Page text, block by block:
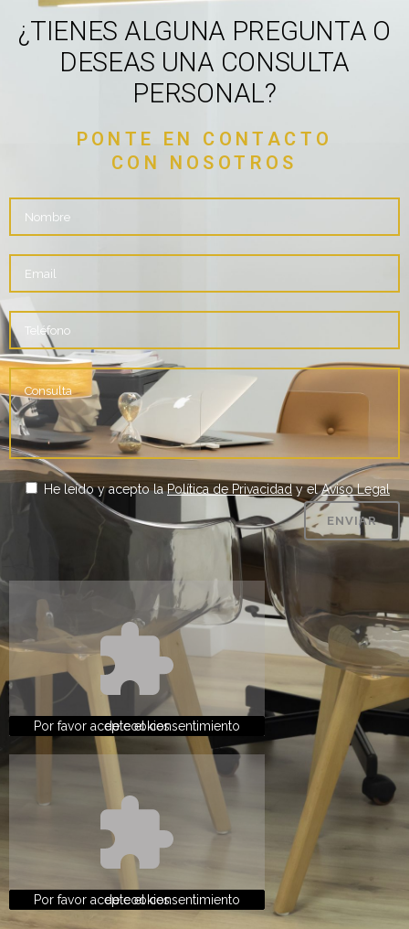
¿TIENES ALGUNA PREGUNTA O
DESEAS UNA CONSULTA
PERSONAL?
PONTE EN CONTACTO
CON NOSOTROS
He leído y acepto laPolítica de Privacidad y elAviso Legal
Por favor acepte el consentimiento de cookies
Por favor acepte el consentimiento de cookies